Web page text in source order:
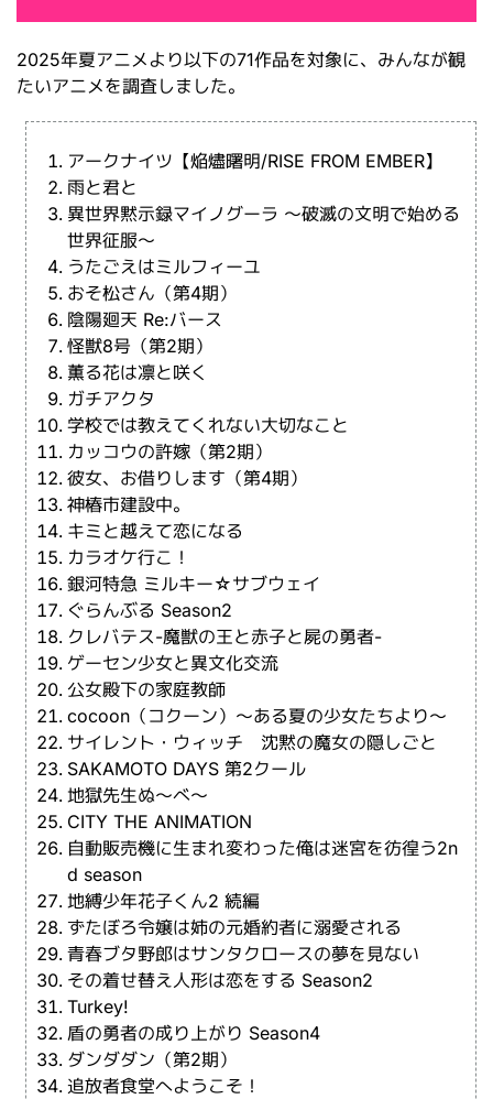
2025年夏アニメより以下の71作品を対象に、みんなが観
たいアニメを調査しました。
アークナイツ【焔燼曙明/RISE FROM EMBER】
雨と君と
異世界黙示録マイノグーラ ～破滅の文明で始める
世界征服～
うたごえはミルフィーユ
おそ松さん（第4期）
陰陽廻天 Re:バース
怪獣8号（第2期）
薫る花は凛と咲く
ガチアクタ
学校では教えてくれない大切なこと
カッコウの許嫁（第2期）
彼女、お借りします（第4期）
神椿市建設中。
キミと越えて恋になる
カラオケ行こ！
銀河特急 ミルキー☆サブウェイ
ぐらんぶる Season2
クレバテス-魔獣の王と赤子と屍の勇者-
ゲーセン少女と異文化交流
公女殿下の家庭教師
cocoon（コクーン）～ある夏の少女たちより～
サイレント・ウィッチ 沈黙の魔女の隠しごと
SAKAMOTO DAYS 第2クール
地獄先生ぬ～べ～
CITY THE ANIMATION
自動販売機に生まれ変わった俺は迷宮を彷徨う2n
d season
地縛少年花子くん2 続編
ずたぼろ令嬢は姉の元婚約者に溺愛される
青春ブタ野郎はサンタクロースの夢を見ない
その着せ替え人形は恋をする Season2
Turkey!
盾の勇者の成り上がり Season4
ダンダダン（第2期）
追放者食堂へようこそ！